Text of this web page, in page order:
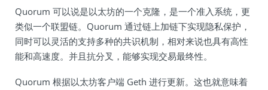
Quorum 可以说是以太坊的一个克隆，是一个准入系统，更
类似一个联盟链。Quorum 通过链上加链下实现隐私保护，
同时可以灵活的支持多种的共识机制，相对来说也具有高性
能和高速度。并且抗分叉，能够实现交易最终性。
Quorum 根据以太坊客户端 Geth 进行更新。这也就意味着